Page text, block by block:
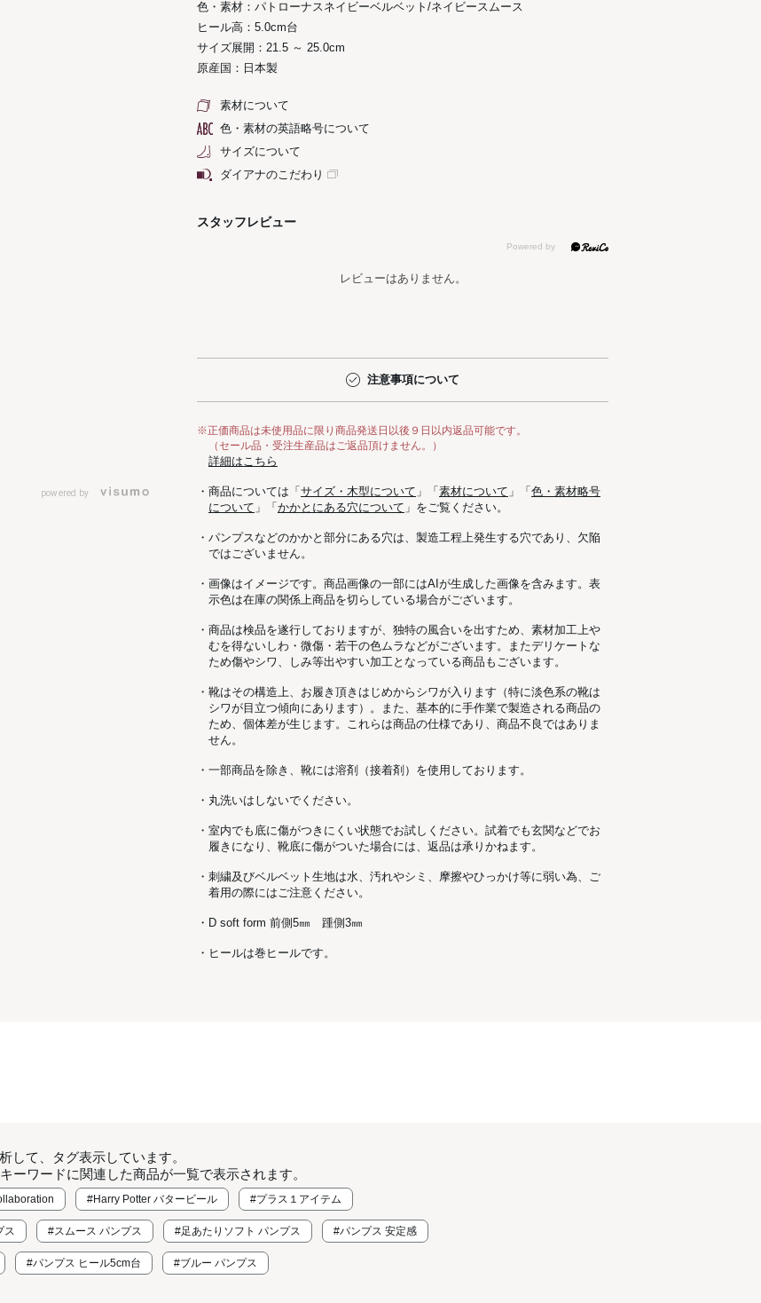
powered by
色・素材：パトローナスネイビーベルベット/ネイビースムース
ヒール高：5.0cm台
サイズ展開：21.5 ～ 25.0cm
原産国：日本製
素材について
色・素材の英語略号について
サイズについて
ダイアナのこだわり
スタッフレビュー
レビューはありません。
注意事項について
※正価商品は未使用品に限り商品発送日以後９日以内返品可能です。
（セール品・受注生産品はご返品頂けません。）
詳細はこちら
・商品については「 サイズ・木型について 」「 素材について 」「 色・素材略号
について 」「 かかとにある穴について 」をご覧ください。
・パンプスなどのかかと部分にある穴は、製造工程上発生する穴であり、欠陥
ではございません。
・画像はイメージです。商品画像の一部にはAIが生成した画像を含みます。表
示色は在庫の関係上商品を切らしている場合がございます。
・商品は検品を遂行しておりますが、独特の風合いを出すため、素材加工上
むを得ないしわ・微傷・若干の色ムラなどがございます。またデリケートな
ため傷やシワ、しみ等出やすい加工となっている商品もございます。
・靴はその構造上、お履き頂きはじめからシワが入ります（特に淡色系の靴は
シワが目立つ傾向にあります）。また、基本的に手作業で製造される商品の
ため、個体差が生じます。これらは商品の仕様であり、商品不良ではありま
せん。
・一部商品を除き、靴には溶剤（接着剤）を使用しております。
・丸洗いはしないでください。
・室内でも底に傷がつきにくい状態でお試しください。試着でも玄関などでお
履きになり、靴底に傷がついた場合には、返品は承りかねます。
・刺繍及びベルベット生地は水、汚れやシミ、摩擦やひっかけ等に弱い為、ご
着用の際にはご注意ください。
・D soft form 前側5㎜ 踵側3㎜
・ヒールは巻ヒールです。
して、タグ表示しています。
ーワードに関連した商品が一覧で表示されます。
#Harry Potter バタービール #プラス１アイテム
ス #スムース パンプス #足あたりソフト パンプス #パンプス 安定感
#パンプス ヒール5cm台 #ブルー パンプス